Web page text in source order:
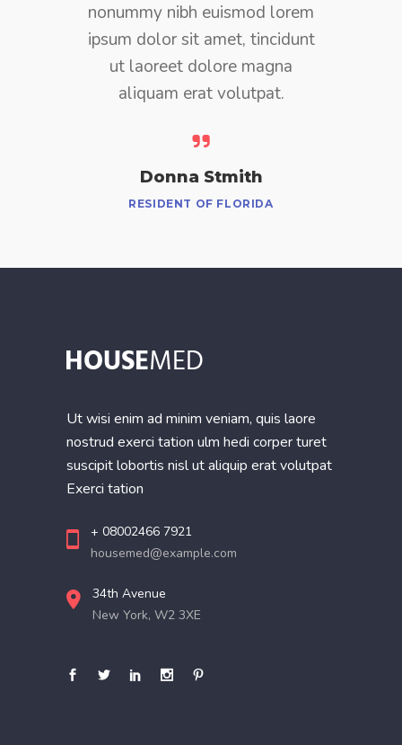
sed diam nonummy nibh
euismod tincidunt ut laoreet
dolore magna aliquam erat
volutpat.
Johanna Bern
RESIDENT OF MARYLAND
Ut wisi enim ad minim veniam, quis laore
nostrud exerci tation ulm hedi corper turet
suscipit lobortis nisl ut aliquip erat volutpat
Exerci tation
+ 08002466 7921
housemed@example.com
34th Avenue
New York, W2 3XE